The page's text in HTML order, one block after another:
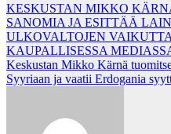
Post
navigation
KESKUSTAN MIKKO
SANOMIA JA ESITTÄÄ
ULKOVALTOJEN
KAUPALLISESSA
Keskustan Mikko Kärnä
Syyriaan ja vaatii Erdogania